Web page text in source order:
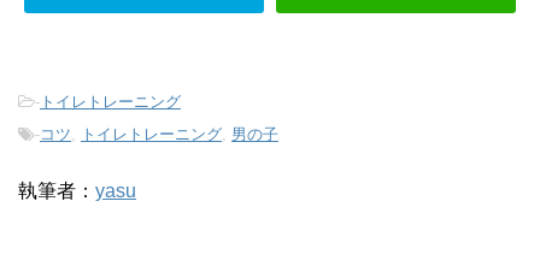
- トイレトレーニング
-コツ トイレトレーニング 男の子
執筆者： yasu